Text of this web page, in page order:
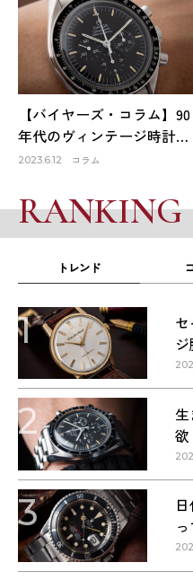
HACHIYAクリエイティブデ
ィレクター 蜂谷雅彦
【バイヤーズ・コラム】90
年代のヴィンテージ時計が
オススメな理由
2023.6.12 コラム
RANKING
トレンド
1
2
生
欲
3
し